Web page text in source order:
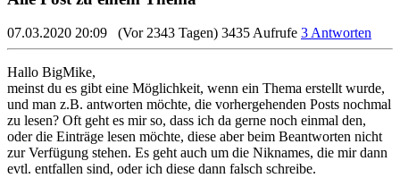
07.03.2020 20:09 (Vor 2343 Tagen) 3435 Aufrufe 3 Antworten
Hallo BigMike,
meinst du es gibt eine Möglichkeit, wenn ein Thema erstellt wurde,
und man z.B. antworten möchte, die vorhergehenden Posts nochmal
zu lesen? Oft geht es mir so, dass ich da gerne noch einmal den,
oder die Einträge lesen möchte, diese aber beim Beantworten nicht
zur Verfügung stehen. Es geht auch um die Niknames, die mir dann
evtl. entfallen sind, oder ich diese dann falsch schreibe.